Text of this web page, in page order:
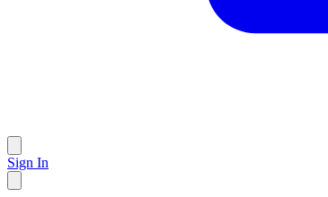
Sign In